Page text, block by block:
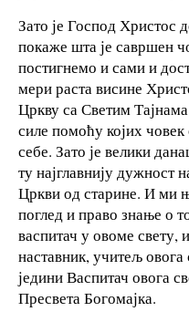
Зато је Господ Христос
покаже шта је савршен
постигнемо и сами и
мери раста висине
Цркву са Светим
силе помоћу којих човек
себе. Зато је велики
ту најглавнију дужност
Цркви од старине. И ми
поглед и право знање о
васпитач у овоме свету,
наставник, учитељ
једини Васпитач овога
Пресвета Богомајка.